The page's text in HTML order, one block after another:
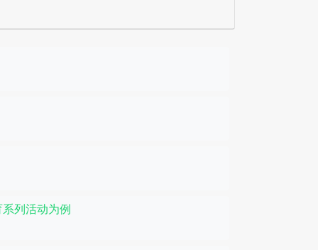
列活动为例